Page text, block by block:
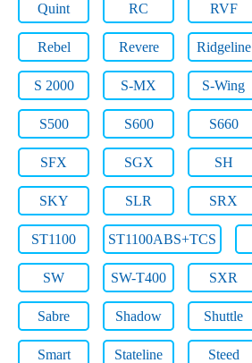
Quint RC RVF
Rebel Revere Ridgeline
S 2000 S-MX S-Wing
S500 S600 S660
SFX SGX SH
SKY SLR SRX
ST1100 ST1100ABS+TCS
SW SW-T400 SXR
Sabre Shadow Shuttle
Smart Stateline Steed